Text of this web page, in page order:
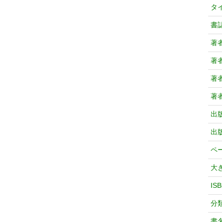
タ
書
著
著
著
著
出
出
ペ
大
分